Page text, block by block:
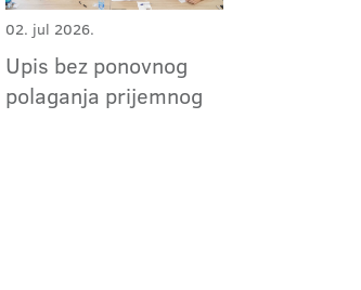
02. jul 2026.
Upis bez ponovnog
polaganja prijemnog